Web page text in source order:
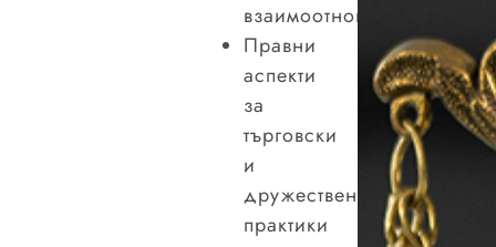
взаимоотношения
Правни
аспекти
за
търговски
и
дружествени
практики